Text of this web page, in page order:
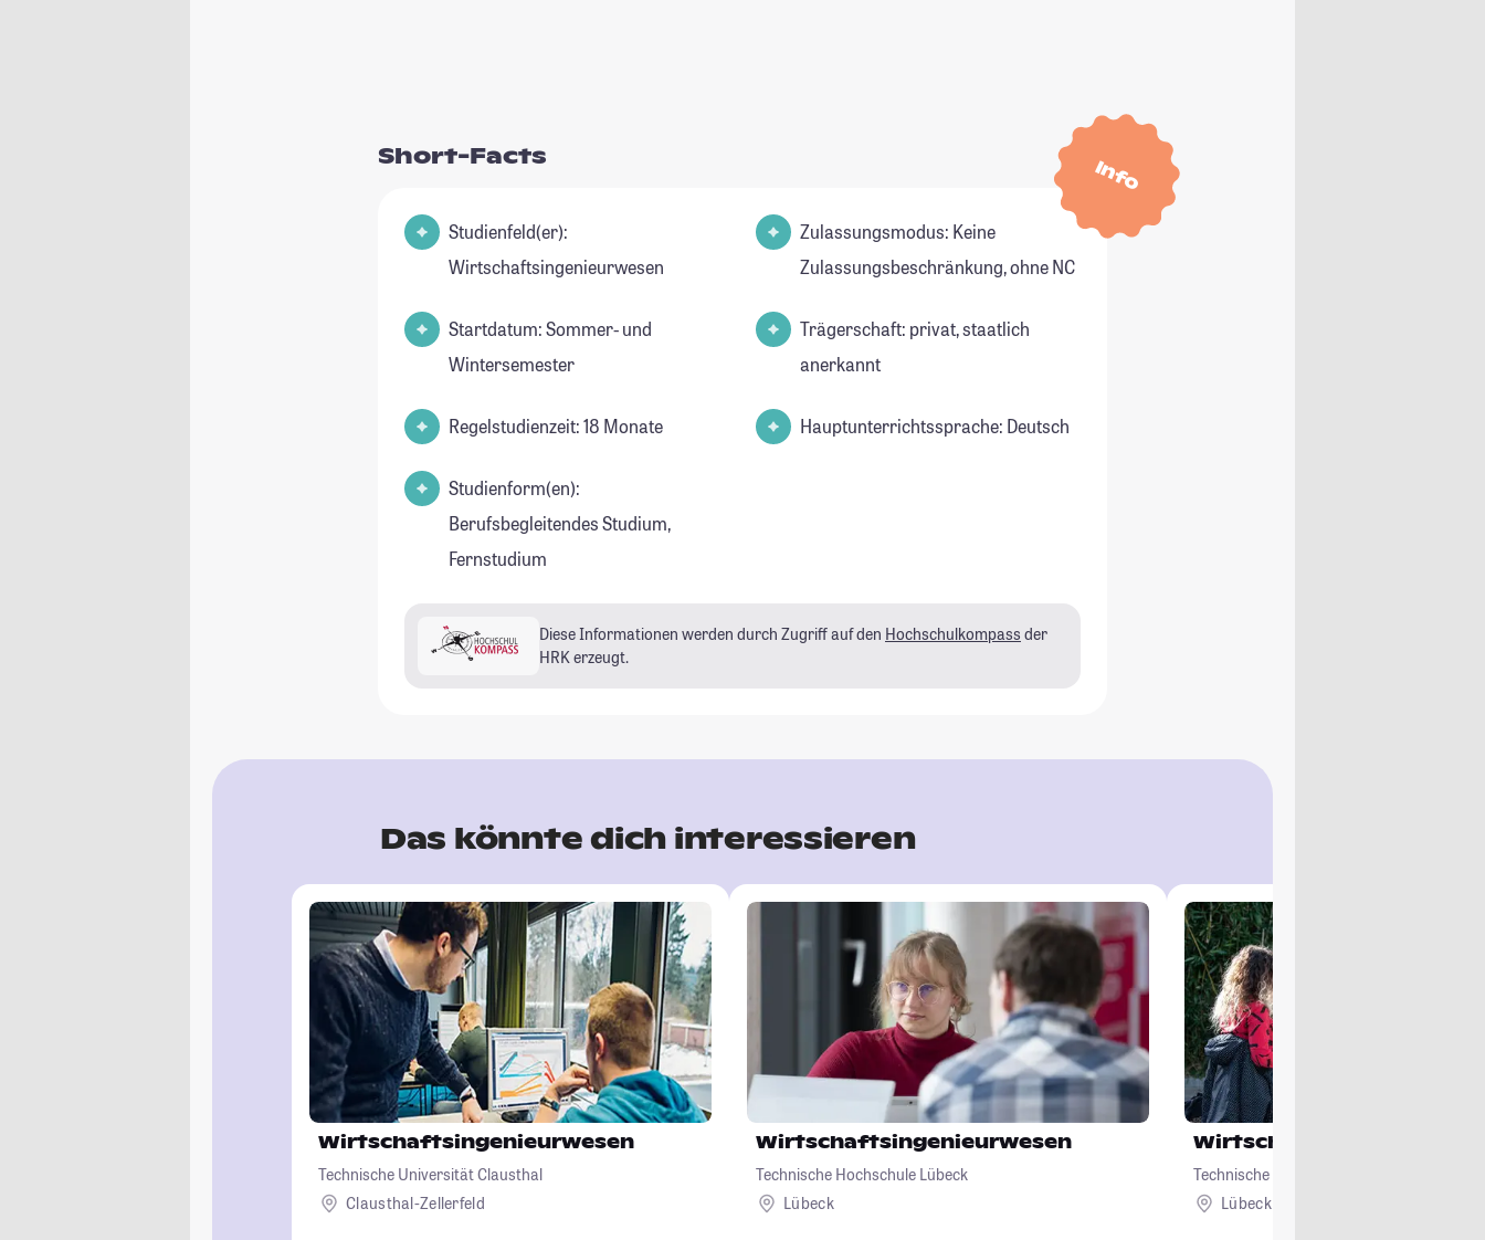
Info
Short-Facts
Studienfeld(er):
Wirtschaftsingenieurwesen
Startdatum: Sommer- und
Wintersemester
Regelstudienzeit: 18 Monate
Studienform(en):
Berufsbegleitendes Studium,
Fernstudium
Zulassungsmodus: Keine
Zulassungsbeschränkung, ohne NC
Trägerschaft: privat, staatlich
anerkannt
Hauptunterrichtssprache: Deutsch
Diese Informationen werden durch Zugriff auf den Hochschulkompass der
HRK erzeugt.
Das könnte dich interessieren
Wirtschaftsingenieurwesen
Technische Universität Clausthal
Clausthal-Zellerfeld
Wirtschaftsingenieurwesen
Technische Hochschule Lübeck
Lübeck
Technische Hochschule Lübeck
Lübeck